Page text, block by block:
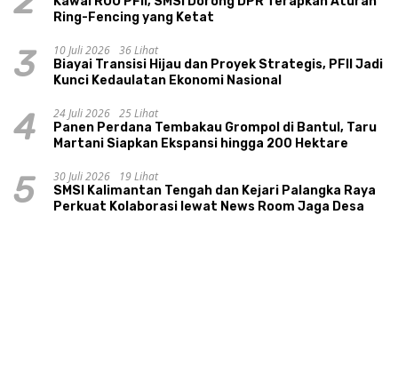
Ring-Fencing yang Ketat
3 10 Juli 2026 36 Lihat
Biayai Transisi Hijau dan Proyek Strategis, PFII Jadi
Kunci Kedaulatan Ekonomi Nasional
4 24 Juli 2026 25 Lihat
Panen Perdana Tembakau Grompol di Bantul, Taru
Martani Siapkan Ekspansi hingga 200 Hektare
5 30 Juli 2026
19 Lihat
SMSI Kalimantan Tengah dan Kejari Palangka Raya
Perkuat Kolaborasi lewat News Room Jaga Desa